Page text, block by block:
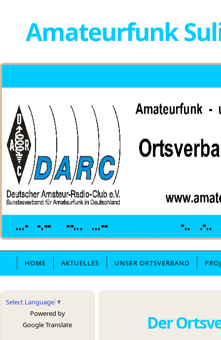
Amateurfunk
HOME AKTUELLES UNSER ORTSVERBAND
Der
Select Language ▼
Powered by
Google Translate